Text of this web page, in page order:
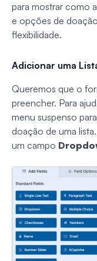
para mostrar como
e opções de
flexibilidade.
Adicionar uma
Queremos que o
preencher. Para
menu suspenso
doação de uma
um campo